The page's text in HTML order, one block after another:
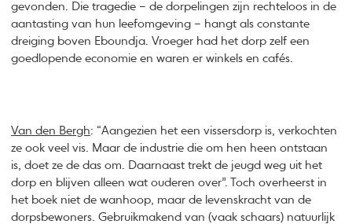
gevonden. Die tragedie – de dorpelingen zijn rechteloos in de
aantasting van hun leefomgeving – hangt als constante
dreiging boven Eboundja. Vroeger had het dorp zelf een
goedlopende economie en waren er winkels en cafés.
Van den Bergh: “Aangezien het een vissersdorp is, verkochten
ze ook veel vis. Maar de industrie die om hen heen ontstaan
is, doet ze de das om. Daarnaast trekt de jeugd weg uit het
dorp en blijven alleen wat ouderen over”. Toch overheerst in
het boek niet de wanhoop, maar de levenskracht van de
dorpsbewoners. Gebruikmakend van (vaak schaars) natuurlijk